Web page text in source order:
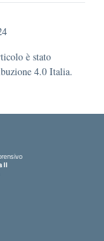
è stato
4.0 Italia.
II